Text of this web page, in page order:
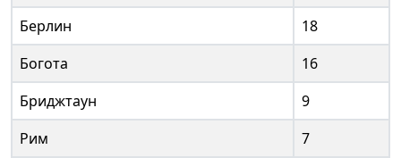
Берлин
18
Богота
16
Бриджтаун
9
Рим
7